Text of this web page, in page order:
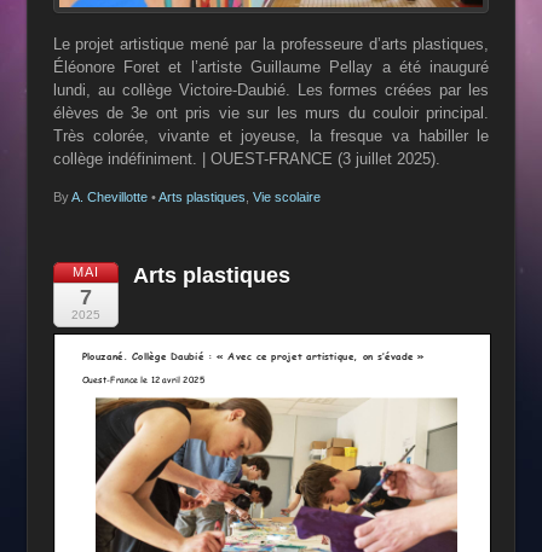
Le projet artistique mené par la professeure d’arts plastiques,
Éléonore Foretet l’artiste Guillaume Pellay a été inauguré
lundi, au collège Victoire-Daubié. Les formes créées par les
élèves de 3e ont pris vie sur les murs du couloir principal.
Très colorée, vivante et joyeuse, la fresque va habiller le
collège indéfiniment. | OUEST-FRANCE (3 juillet 2025).
ByA. Chevillotte• Arts plastiques Vie scolaire
MAI
7
2025
Arts plastiques